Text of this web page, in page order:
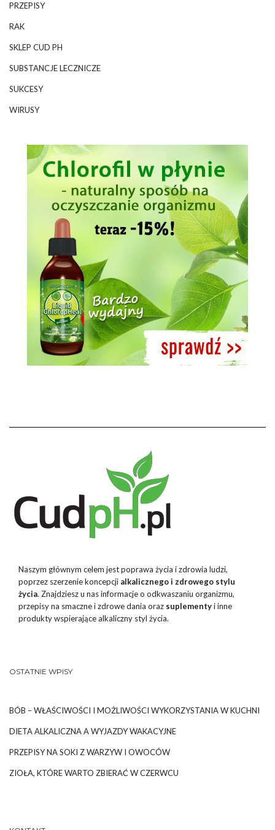
PRZEPISY
RAK
SKLEP CUD PH
SUBSTANCJE LECZNICZE
SUKCESY
WIRUSY
Naszym głównym celem jest poprawa życia i zdrowia ludzi,
poprzez szerzenie koncepcji alkalicznego i zdrowego stylu
życia. Znajdziesz u nas informacje o odkwaszaniu organizmu,
przepisy na smaczne i zdrowe dania oraz suplementyi inne
produkty wspierające alkaliczny styl życia.
OSTATNIE WPISY
BÓB – WŁAŚCIWOŚCI I MOŻLIWOŚCI WYKORZYSTANIA W KUCHNI
DIETA ALKALICZNA A WYJAZDY WAKACYJNE
PRZEPISY NA SOKI Z WARZYW I OWOCÓW
ZIOŁA, KTÓRE WARTO ZBIERAĆ W CZERWCU